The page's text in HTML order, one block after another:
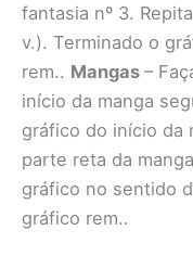
fantasia nº 3.
v.). Terminado o
rem.. Mangas –
início da manga
gráfico do início da
parte reta da
gráfico no sentido
gráfico rem..